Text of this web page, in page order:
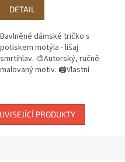
DETAIL
Bavlněné dámské tričko s
potiskem motýla - lišaj
smrtihlav. 🎨Autorský, ručně
malovaný motiv. 🖨️Vlastní
PRODUKTY